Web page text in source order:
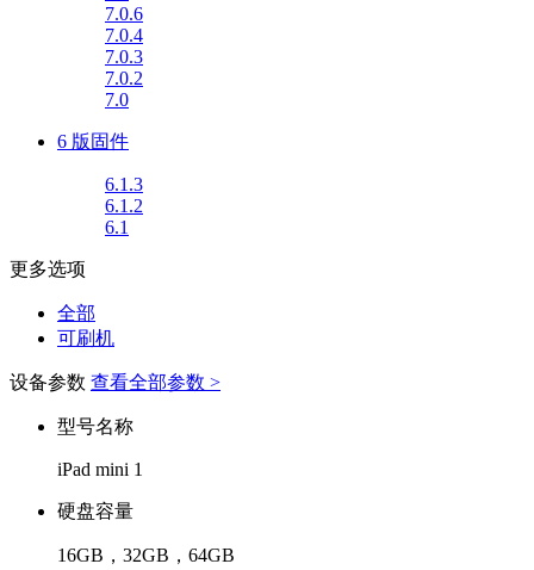
7.0.6
7.0.4
7.0.3
7.0.2
7.0
6 版固件
6.1.3
6.1.2
6.1
更多选项
全部
可刷机
设备参数 查看全部参数 >
型号名称
iPad mini 1
硬盘容量
16GB，32GB，64GB